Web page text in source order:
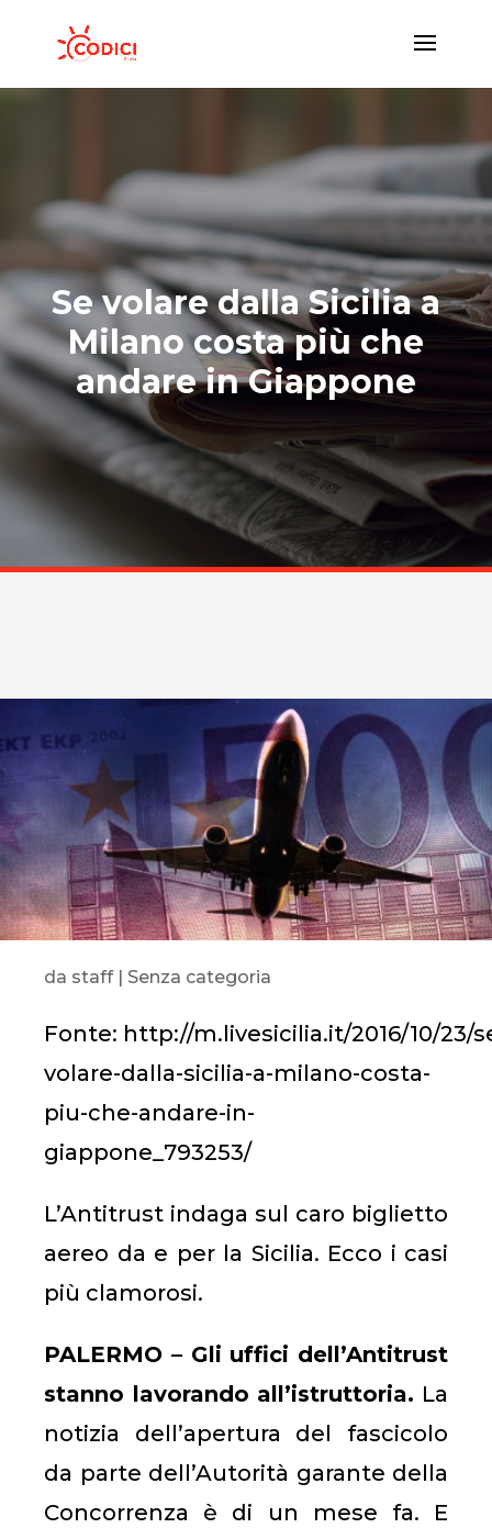
Se volare dalla Sicilia a
Milano costa più che
andare in Giappone
da staff| Senza categoria
Fonte: http://m.livesicilia.it/2016/10/23/
volare-dalla-sicilia-a-milano-costa-
piu-che-andare-in-
giappone_793253/
L’Antitrust indaga sul caro biglietto
aereo da e per la Sicilia. Ecco i casi
più clamorosi.
PALERMO – Gli uffici dell’Antitrust
stanno lavorando all’istruttoria. La
notizia dell’apertura del fascicolo
da parte dell’Autorità garante della
Concorrenza è di un mese fa. E